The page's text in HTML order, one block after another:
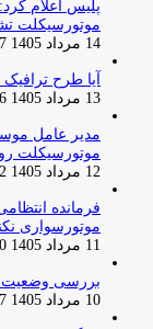
موتورسیکلت
14 مرداد 1405 21:27
آیا طرح
13 مرداد 1405 19:56
مدیر عامل
موتورسیکلت
12 مرداد 1405 21:02
فرمانده
موتورسواری
11 مرداد 1405 19:00
بررسی وضعیت
10 مرداد 1405 18:27